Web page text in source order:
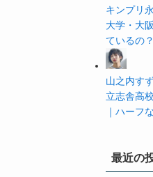
キンプリ
大学・大
ているの？
山之内す
立志舎高
｜ハーフ
最近の